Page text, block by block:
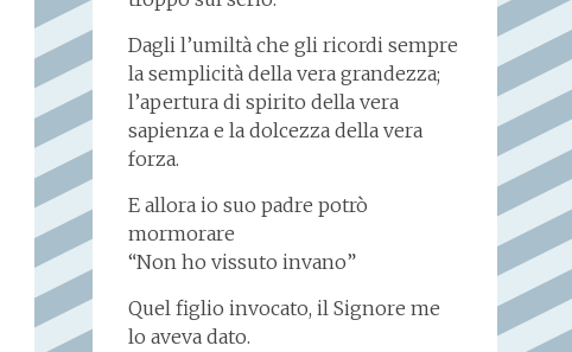
Dagli l’umiltà che gli ricordi sempre
la semplicità della vera grandezza;
l’apertura di spirito della vera
sapienza e la dolcezza della vera
forza.
E allora io suo padre potrò
mormorare
“Non ho vissuto invano”
Quel figlio invocato, il Signore me
lo aveva dato.